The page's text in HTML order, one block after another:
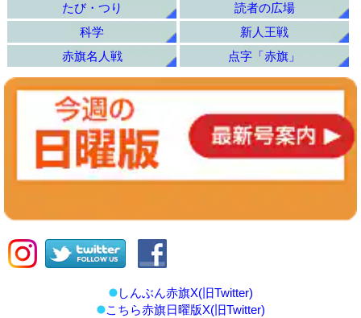
たび・つり
読者の広場
科学
新人王戦
赤旗名人戦
点字「赤旗」
しんぶん赤旗X(旧Twitter)
こちら赤旗日曜版X(旧Twitter)